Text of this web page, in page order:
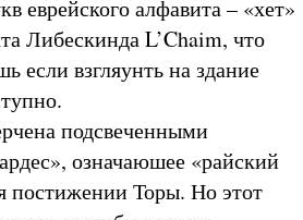
еврейского алфавита – «хет»
Либескинда L’Chaim, что
если взгляунть на здание
подсвеченными
означаюшее «райский
постижении Торы. Но этот